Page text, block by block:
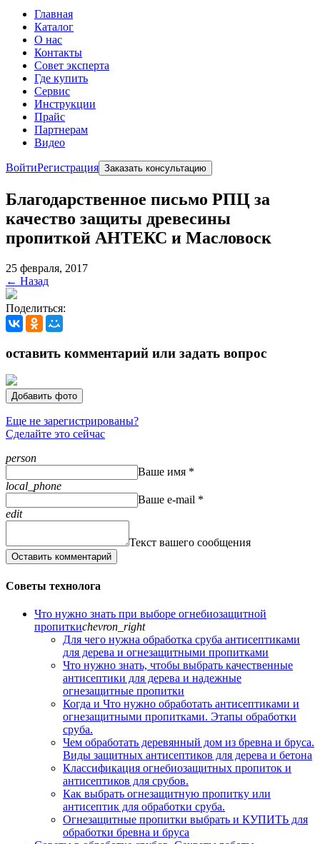
Главная
Каталог
О нас
Контакты
Совет эксперта
Где купить
Сервис
Инструкции
Прайс
Партнерам
Видео
ВойтиРегистрация Заказать консультацию
Благодарственное письмо РПЦ за
качество защиты древесины
пропиткой АНТЕКС и Масловоск
25 февраля, 2017
← Назад
Поделиться:
оставить комментарий или задать вопрос
Добавить фото
Еще не зарегистрированы?
Сделайте это сейчас
person
Ваше имя *
local_phone
Ваше e-mail *
edit
Текст вашего сообщения
Оставить комментарий
Советы технолога
Что нужно знать при выборе огнебиозащитной
пропиткиchevron_right
Для чего нужна обработка сруба антисептиками
для дерева и огнезащитными пропитками
Что нужно знать, чтобы выбрать качественные
антисептики для дерева и надежные
огнезащитные пропитки
Когда и Что нужно обработать антисептиками и
огнезащитными пропитками. Этапы обработки
сруба.
Чем обработать деревянный дом из бревна и бруса.
Виды защитных антисептиков для дерева и бетона
Классификация огнебиозащитных пропиток и
антисептиков для срубов.
Как выбрать огнезащитную пропитку или
антисептик для обработки сруба.
Огнезащитные пропитки выбрать и КУПИТЬ для
обработки бревна и бруса